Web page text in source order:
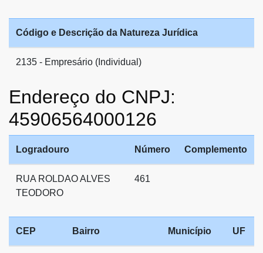
Código e Descrição da Natureza Jurídica
2135 - Empresário (Individual)
Endereço do CNPJ:
45906564000126
Logradouro Número Complemento
RUA ROLDAO ALVES
TEODORO
461
CEP Bairro Município UF